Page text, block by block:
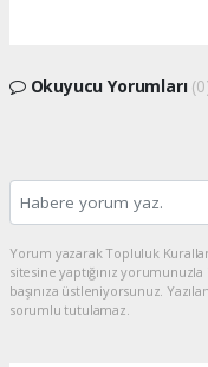
Okuyucu Yorumları
Yorum yazarak Topluluk
sitesine yaptığınız
başınıza üstleniyorsunuz.
sorumlu tutulamaz.